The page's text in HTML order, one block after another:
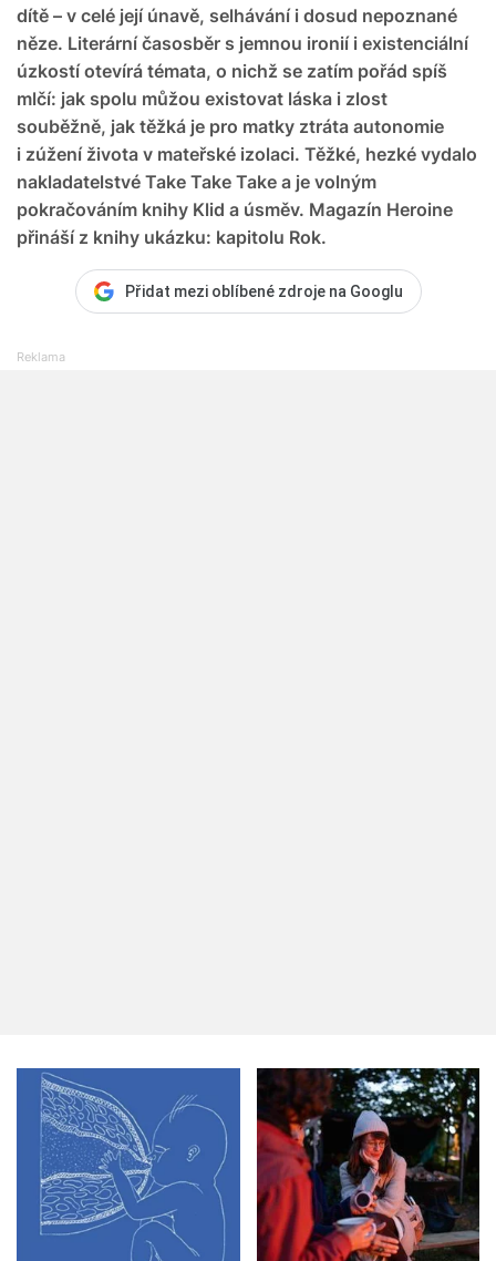
dítě – v celé její únavě, selhávání i dosud nepoznané
něze. Literární časosběr s jemnou ironií i existenciální
úzkostí otevírá témata, o nichž se zatím pořád spíš
mlčí: jak spolu můžou existovat láska i zlost
souběžně, jak těžká je pro matky ztráta autonomie
i zúžení života v mateřské izolaci. Těžké, hezké vydalo
nakladatelstvé Take Take Take a je volným
pokračováním knihy Klid a úsměv. Magazín Heroine
přináší z knihy ukázku: kapitolu Rok.
Přidat mezi oblíbené zdroje na Googlu